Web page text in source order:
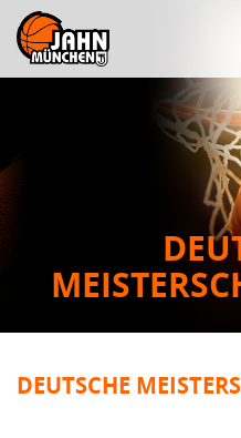
DEUTSCHE